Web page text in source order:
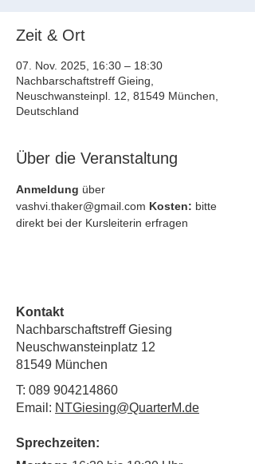
Zeit & Ort
07. Nov. 2025, 16:30 – 18:30
Nachbarschaftstreff Gieing,
Neuschwansteinpl. 12, 81549 München,
Deutschland
Über die Veranstaltung
Anmeldung über
vashvi.thaker@gmail.com Kosten: bitte
direkt bei der Kursleiterin erfragen
Kontakt
Nachbarschaftstreff Giesing
Neuschwansteinplatz 12
81549 München
T: 089 904214860
Email: NTGiesing@QuarterM.de
Sprechzeiten: